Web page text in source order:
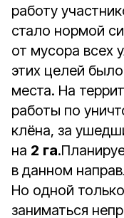
работу
стало нормой
от мусора всех
этих целей
места. На
работы по
клёна, за
на 2 га
в данном
Но одной
заниматься